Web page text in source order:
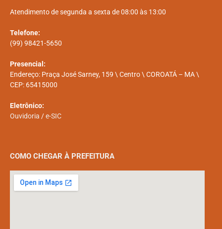
Atendimento de segunda a sexta de 08:00 às 13:00
Telefone:
(99) 98421-5650
Presencial:
Endereço: Praça José Sarney, 159 \ Centro \ COROATÁ – MA \
CEP: 65415000
Eletrônico:
Ouvidoria /e-SIC
COMO CHEGAR À PREFEITURA